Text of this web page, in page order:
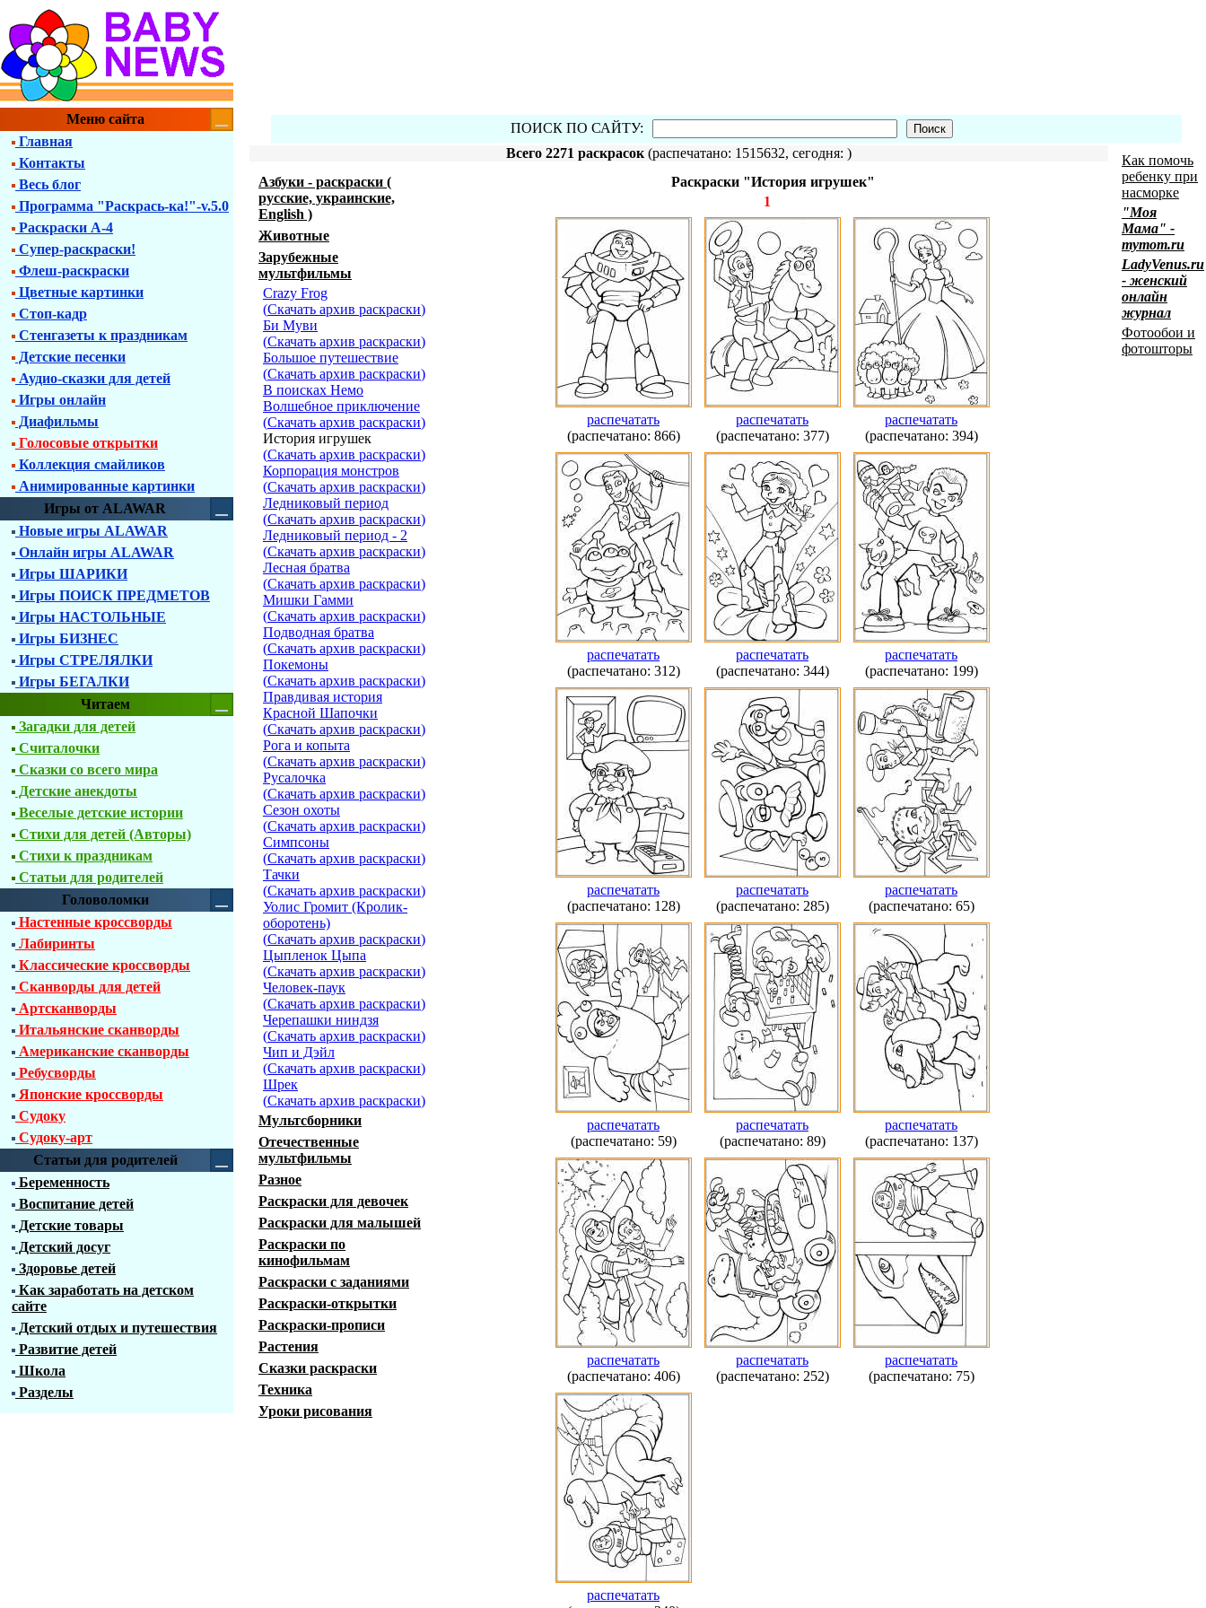
Меню сайта
Главная
Контакты
Весь блог
Программа "Раскрась-ка!"-v.5.0
Раскраски А-4
Супер-раскраски!
Флеш-раскраски
Цветные картинки
Стоп-кадр
Стенгазеты к праздникам
Детские песенки
Аудио-сказки для детей
Игры онлайн
Диафильмы
Голосовые открытки
Коллекция смайликов
Анимированные картинки
Игры от ALAWAR
Новые игры ALAWAR
Онлайн игры ALAWAR
Игры ШАРИКИ
Игры ПОИСК ПРЕДМЕТОВ
Игры НАСТОЛЬНЫЕ
Игры БИЗНЕС
Игры СТРЕЛЯЛКИ
Игры БЕГАЛКИ
Читаем
Загадки для детей
Считалочки
Сказки со всего мира
Детские анекдоты
Веселые детские истории
Стихи для детей (Авторы)
Стихи к праздникам
Статьи для родителей
Головоломки
Настенные кроссворды
Лабиринты
Классические кроссворды
Сканворды для детей
Артсканворды
Итальянские сканворды
Американские сканворды
Ребусворды
Японские кроссворды
Судоку
Судоку-арт
Статьи для родителей
Беременность
Воспитание детей
Детские товары
Детский досуг
Здоровье детей
Как заработать на детском
сайте
Детский отдых и путешествия
Развитие детей
Школа
Разделы
ПОИСК ПО САЙТУ:
Всего 2271 раскрасок (распечатано: 1515632, сегодня: )
Азбуки - раскраски (
русские, украинские,
English )
Животные
Зарубежные
мультфильмы
Crazy Frog
(Скачать архив раскраски)
Би Муви
(Скачать архив раскраски)
Большое путешествие
(Скачать архив раскраски)
В поисках Немо
Волшебное приключение
(Скачать архив раскраски)
История игрушек
(Скачать архив раскраски)
Корпорация монстров
(Скачать архив раскраски)
Ледниковый период
(Скачать архив раскраски)
Ледниковый период - 2
(Скачать архив раскраски)
Лесная братва
(Скачать архив раскраски)
Мишки Гамми
(Скачать архив раскраски)
Подводная братва
(Скачать архив раскраски)
Покемоны
(Скачать архив раскраски)
Правдивая история
Красной Шапочки
(Скачать архив раскраски)
Рога и копыта
(Скачать архив раскраски)
Русалочка
(Скачать архив раскраски)
Сезон охоты
(Скачать архив раскраски)
Симпсоны
(Скачать архив раскраски)
Тачки
(Скачать архив раскраски)
Уолис Громит (Кролик-
оборотень)
(Скачать архив раскраски)
Цыпленок Цыпа
(Скачать архив раскраски)
Человек-паук
(Скачать архив раскраски)
Черепашки ниндзя
(Скачать архив раскраски)
Чип и Дэйл
(Скачать архив раскраски)
Шрек
(Скачать архив раскраски)
Мультсборники
Отечественные
мультфильмы
Разное
Раскраски для девочек
Раскраски для малышей
Раскраски по
кинофильмам
Раскраски с заданиями
Раскраски-открытки
Раскраски-прописи
Растения
Сказки раскраски
Техника
Уроки рисования
Раскраски "История игрушек"
1
распечатать
(распечатано: 866)
распечатать
(распечатано: 377)
распечатать
(распечатано: 394)
распечатать
(распечатано: 312)
распечатать
(распечатано: 344)
распечатать
(распечатано: 199)
распечатать
(распечатано: 128)
распечатать
(распечатано: 285)
распечатать
(распечатано: 65)
распечатать
(распечатано: 59)
распечатать
(распечатано: 89)
распечатать
(распечатано: 137)
распечатать
(распечатано: 406)
распечатать
(распечатано: 252)
распечатать
(распечатано: 75)
распечатать
Как помочь
ребенку при
насморке
"Моя
Мама" -
mymom.ru
LadyVenus.ru
- женский
онлайн
журнал
Фотообои и
фотошторы